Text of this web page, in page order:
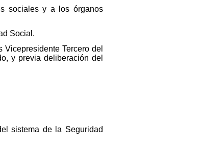
sociales y a los órganos
Social.
Tercero del
y previa deliberación del
sistema de la Seguridad